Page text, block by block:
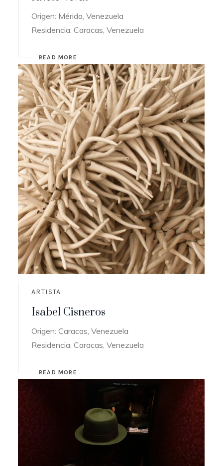
Origen: Mérida, Venezuela
Residencia: Caracas, Venezuela
READ MORE
ARTISTA
Isabel Cisneros
Origen: Caracas, Venezuela
Residencia: Caracas, Venezuela
READ MORE